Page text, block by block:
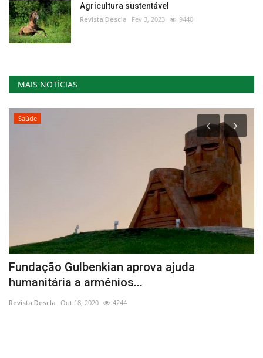
Agricultura sustentável
Revista Descla Fev 3, 2023 9440
MAIS NOTÍCIAS
Saúde
Fundação Gulbenkian aprova ajuda
humanitária a arménios...
Revista Descla Out 18, 2020 4244